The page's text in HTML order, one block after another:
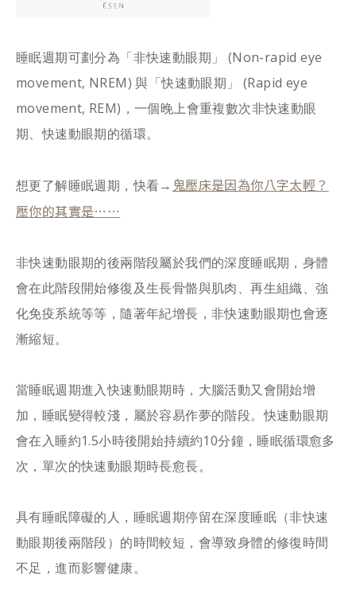
睡眠週期可劃分為「非快速動眼期」 (Non-rapid eye
movement, NREM) 與「快速動眼期」 (Rapid eye
movement, REM)，一個晚上會重複數次非快速動眼
期、快速動眼期的循環。
想更了解睡眠週期，快看→ 鬼壓床是因為你八字太輕？
壓你的其實是⋯⋯
非快速動眼期的後兩階段屬於我們的深度睡眠期，身體
會在此階段開始修復及生長骨骼與肌肉、再生組織、強
化免疫系統等等，隨著年紀增長，非快速動眼期也會逐
漸縮短。
當睡眠週期進入快速動眼期時，大腦活動又會開始增
加，睡眠變得較淺，屬於容易作夢的階段。快速動眼期
會在入睡約1.5小時後開始持續約10分鐘，睡眠循環愈多
次，單次的快速動眼期時長愈長。
具有睡眠障礙的人，睡眠週期停留在深度睡眠（非快速
動眼期後兩階段）的時間較短，會導致身體的修復時間
不足，進而影響健康。